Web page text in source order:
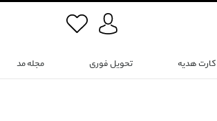
کارت هدیه تحویل فوری مجله مد